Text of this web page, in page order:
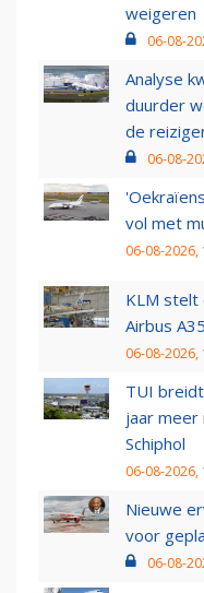
weigeren
06-08-
Analyse
duurder
de
06-08-
vol met
06-08-2026,
KLM stelt
Airbus
06-08-2026,
TUI
jaar meer
Schiphol
06-08-2026,
Nieuwe
voor
06-08-